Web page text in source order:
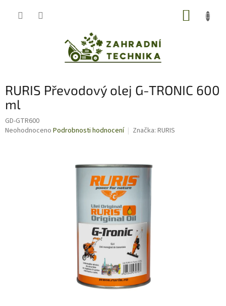
RURIS Převodový olej G-TRONIC 600
ml
GD-GTR600
Průměrné
Neohodnoceno Podrobnosti hodnocení Značka: RURIS